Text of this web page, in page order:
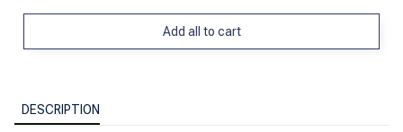
Add all to cart
DESCRIPTION